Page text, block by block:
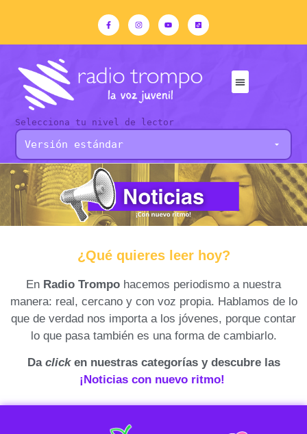
Selecciona tu nivel de lector
¿Qué quieres leer hoy?
En Radio Trompo hacemos periodismo a nuestra
manera: real, cercano y con voz propia. Hablamos de lo
que de verdad nos importa a los jóvenes, porque contar
lo que pasa también es una forma de cambiarlo.
Da clicken nuestras categorías y descubre las
¡Noticias con nuevo ritmo!